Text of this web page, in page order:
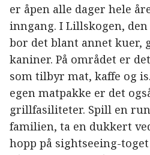
er åpen alle dager hele
inngang. I Lillskogen,
bor det blant annet kuer,
kaniner. På området er
som tilbyr mat, kaffe og
egen matpakke er det
grillfasiliteter. Spill en
familien, ta en dukkert
hopp på sightseeing-